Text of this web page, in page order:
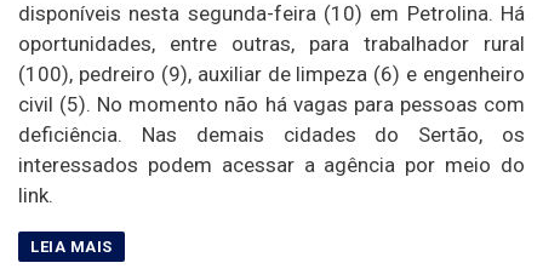
disponíveis nesta segunda-feira (10) em Petrolina. Há
oportunidades, entre outras, para trabalhador rural
(100), pedreiro (9), auxiliar de limpeza (6) e engenheiro
civil (5). No momento não há vagas para pessoas com
deficiência. Nas demais cidades do Sertão, os
interessados podem acessar a agência por meio do
link.